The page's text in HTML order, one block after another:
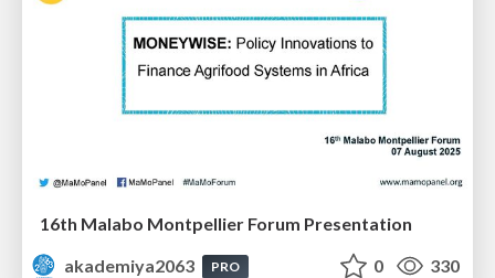
16th Malabo Montpellier Forum Presentation
akademiya2063
PRO 0 330